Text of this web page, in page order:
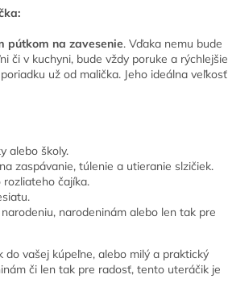
pútkom na zavesenie. Vďaka nemu bude
či v kuchyni, bude vždy poruke a rýchlejšie
už od malička. Jeho ideálna veľkosť
alebo školy.
na zaspávanie, túlenie a utieranie slzičiek.
čajíka.
narodeniu, narodeninám alebo len tak pre
vašej kúpeľne, alebo milý a praktický
či len tak pre radosť, tento uteráčik je